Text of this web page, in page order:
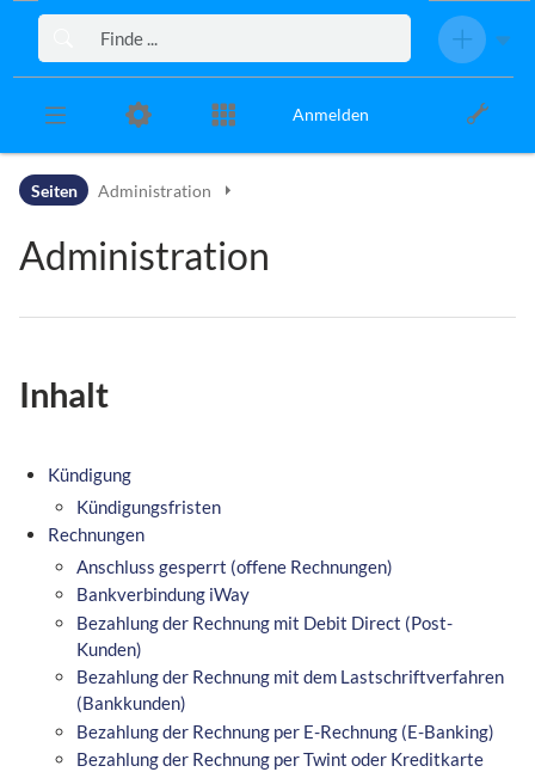
Zur Kopfleiste
Zur Hauptnavigation
Zu den Seitenwerkzeugen
Anmelden
Seiten Administration
Administration
Inhalt
Kündigung
Kündigungsfristen
Rechnungen
Anschluss gesperrt (offene Rechnungen)
Bankverbindung iWay
Bezahlung der Rechnung mit Debit Direct (Post-
Kunden)
Bezahlung der Rechnung mit dem Lastschriftverfahren
(Bankkunden)
Bezahlung der Rechnung per E-Rechnung (E-Banking)
Bezahlung der Rechnung per Twint oder Kreditkarte